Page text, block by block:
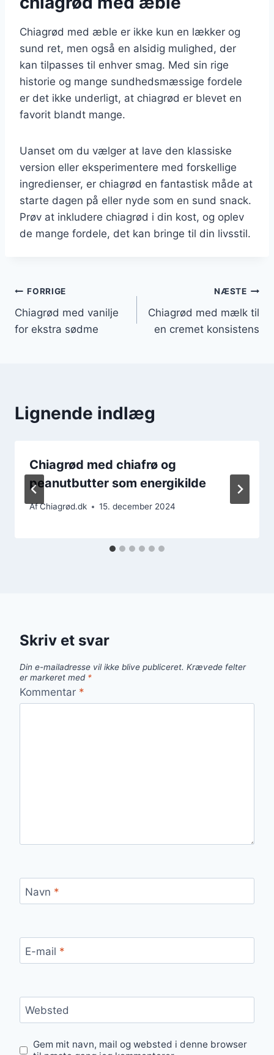
Chiagrød med æble er ikke kun en lækker og
sund ret, men også en alsidig mulighed, der
kan tilpasses til enhver smag. Med sin rige
historie og mange sundhedsmæssige fordele
er det ikke underligt, at chiagrød er blevet en
favorit blandt mange.
Uanset om du vælger at lave den klassiske
version eller eksperimentere med forskellige
ingredienser, er chiagrød en fantastisk måde at
starte dagen på eller nyde som en sund snack.
Prøv at inkludere chiagrød i din kost, og oplev
de mange fordele, det kan bringe til din livsstil.
Indlægsnavigation
FORRIGE
Chiagrød med vanilje
for ekstra sødme
NÆSTE
Chiagrød med mælk til
en cremet konsistens
Lignende indlæg
Chiagrød med chiafrø og
peanutbutter som energikilde
AfChiagrød.dk 15. december 2024
Skriv et svar
Din e-mailadresse vil ikke blive publiceret. Krævede felter
er markeret med *
Kommentar *
Navn *
E-mail *
Websted
Gem mit navn, mail og websted i denne browser